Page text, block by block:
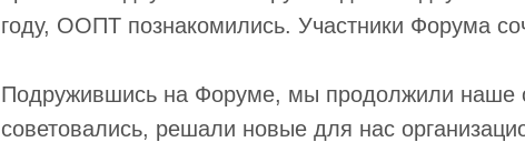
году, ООПТ познакомились. Участники Форума
Подружившись на Форуме, мы продолжили наше
советовались, решали новые для нас